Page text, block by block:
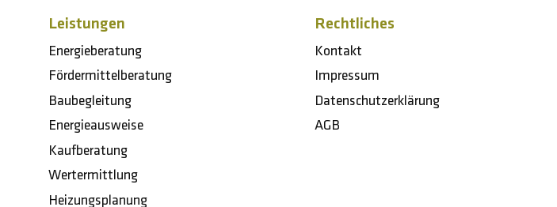
Leistungen
Energieberatung
Fördermittelberatung
Baubegleitung
Energieausweise
Kaufberatung
Wertermittlung
Heizungsplanung
Rechtliches
Kontakt
Impressum
Datenschutzerklärung
AGB